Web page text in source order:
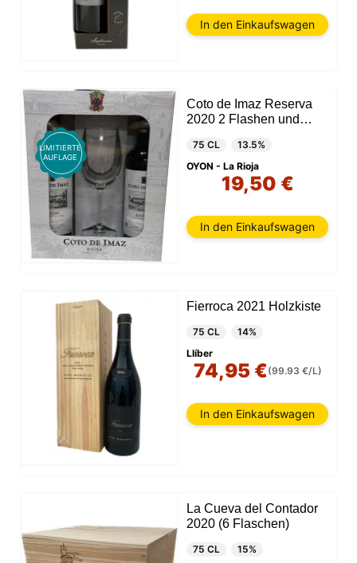
In den Einkaufswagen
LIMITIERTE
AUFLAGE
Coto de Imaz Reserva
2020 2 Flashen und
75 CL
13.5%
OYON - La Rioja
19,50 €
In den Einkaufswagen
Fierroca 2021 Holzkiste
75 CL
14%
Llíber
74,95 €(99.93 €/L)
In den Einkaufswagen
La Cueva del Contador
2020 (6 Flaschen)
75 CL
15%